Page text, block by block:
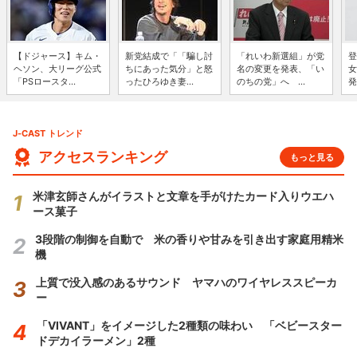
【ドジャース】キム・
ヘソン、大リーグ公式
「PSロースタ...
新党結成で「「騙し討
ちにあった気分」と怒
ったひろゆき妻...
「れいわ新選組」が党
名の変更を発表、「い
のちの党」へ ...
J-CAST トレンド
アクセスランキング もっと見る
米津玄師さんがイラストと文章を手がけたカード入りウエハ
ース菓子
3段階の制御を自動で 米の香りや甘みを引き出す家庭用精米
機
上質で没入感のあるサウンド ヤマハのワイヤレススピーカ
ー
「VIVANT」をイメージした2種類の味わい 「ベビースター
ドデカイラーメン」2種